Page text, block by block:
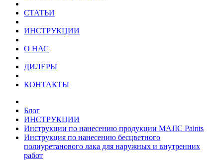
CТАТЬИ
ИНСТРУКЦИИ
О НАС
ДИЛЕРЫ
КОНТАКТЫ
Блог
ИНСТРУКЦИИ
Инструкции по нанесению продукции MAJIC Paints
Инструкция по нанесению бесцветного
полиуретанового лака для наружных и внутренних
работ